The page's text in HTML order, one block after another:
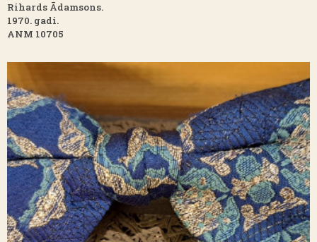
Rihards Ādamsons.
1970. gadi.
ANM 10705